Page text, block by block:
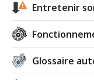
Entretenir
Glossaire